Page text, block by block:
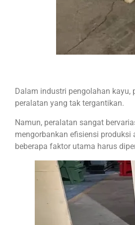
Dalam industri pengolahan
peralatan yang tak tergantikan.
Namun, peralatan sangat
mengorbankan efisiensi produksi
beberapa faktor utama harus